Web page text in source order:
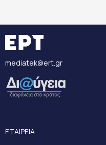
mediatek@ert.gr
ΕΤΑΙΡΕΙΑ